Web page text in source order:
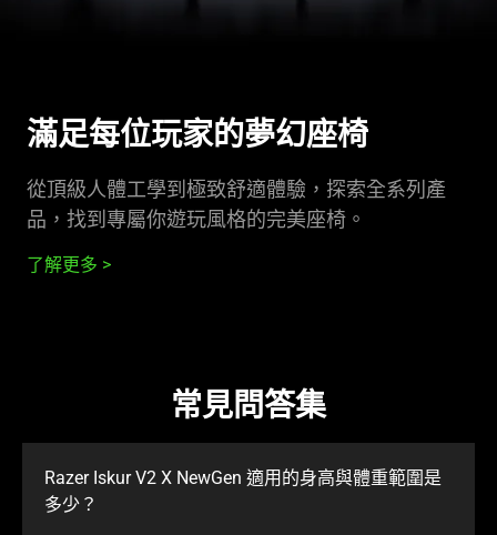
滿足每位玩家的夢幻座椅
從頂級人體工學到極致舒適體驗，探索全系列產
品，找到專屬你遊玩風格的完美座椅 。
了解更多
常見問答集
Razer Iskur V2 X NewGen 適用的身高與體重範圍是
多少 ？